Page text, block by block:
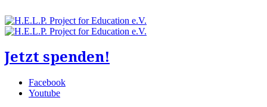
Jetzt spenden!
Facebook
Youtube